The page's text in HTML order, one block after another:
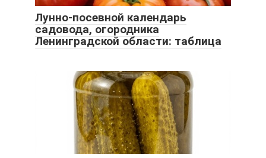
Лунно-посевной календарь
садовода, огородника
Ленинградской области: таблица